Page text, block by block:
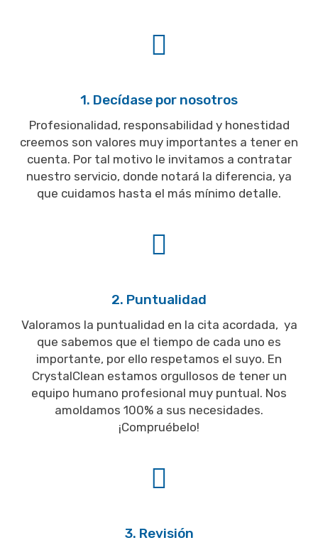
1. Decídase por nosotros
Profesionalidad, responsabilidad y honestidad
creemos son valores muy importantes a tener en
cuenta. Por tal motivo le invitamos a contratar
nuestro servicio, donde notará la diferencia, ya
que cuidamos hasta el más mínimo detalle.
2. Puntualidad
Valoramos la puntualidad en la cita acordada, ya
que sabemos que el tiempo de cada uno es
importante, por ello respetamos el suyo. En
CrystalClean estamos orgullosos de tener un
equipo humano profesional muy puntual. Nos
amoldamos 100% a sus necesidades.
¡Compruébelo!
3. Revisión